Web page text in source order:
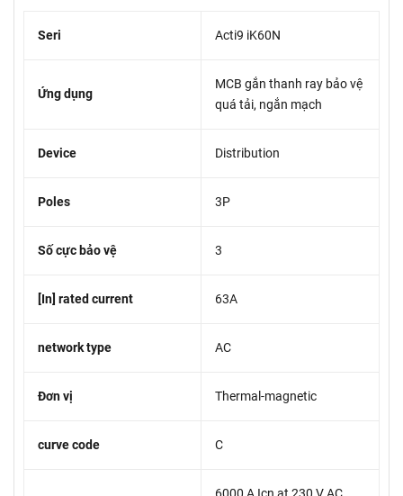
Seri Acti9 iK60N
Ứng dụng
MCB gắn thanh ray bảo vệ
quá tải, ngắn mạch
Device Distribution
Poles 3P
Số cực bảo vệ 3
[In] rated current 63A
network type AC
Đơn vị Thermal-magnetic
curve code C